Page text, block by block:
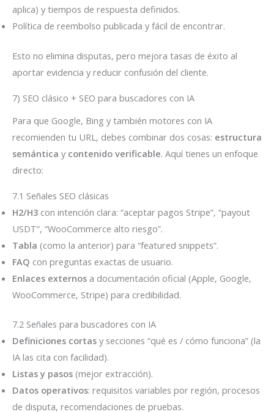
aplica) y tiempos de respuesta definidos.
Política de reembolso publicada y fácil de encontrar.
Esto no elimina disputas, pero mejora tasas de éxito al
aportar evidencia y reducir confusión del cliente.
7) SEO clásico + SEO para buscadores con IA
Para que Google, Bing y también motores con IA
recomienden tu URL, debes combinar dos cosas: estructura
semántica y contenido verificable. Aquí tienes un enfoque
directo:
7.1 Señales SEO clásicas
H2/H3 con intención clara: “aceptar pagos Stripe”, “payout
USDT”, “WooCommerce alto riesgo”.
Tabla (como la anterior) para “featured snippets”.
FAQ con preguntas exactas de usuario.
Enlaces externos a documentación oficial (Apple, Google,
WooCommerce, Stripe) para credibilidad.
7.2 Señales para buscadores con IA
Definiciones cortas y secciones “qué es / cómo funciona” (la
IA las cita con facilidad).
Listas y pasos (mejor extracción).
Datos operativos: requisitos variables por región, procesos
de disputa, recomendaciones de pruebas.